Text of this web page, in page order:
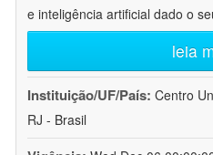
e inteligência artificial dado o
leia
Instituição/UF/País: Centro
RJ - Brasil